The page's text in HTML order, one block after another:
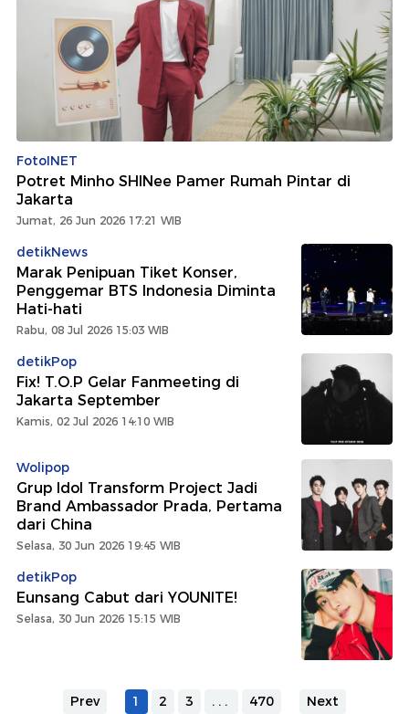
FotoINET
Potret Minho SHINee Pamer Rumah Pintar di
Jakarta
Jumat, 26 Jun 2026 17:21 WIB
detikNews
Marak Penipuan Tiket Konser,
Penggemar BTS Indonesia Diminta
Hati-hati
Rabu, 08 Jul 2026 15:03 WIB
detikPop
Fix! T.O.P Gelar Fanmeeting di
Jakarta September
Kamis, 02 Jul 2026 14:10 WIB
Wolipop
Grup Idol Transform Project Jadi
Brand Ambassador Prada, Pertama
dari China
Selasa, 30 Jun 2026 19:45 WIB
detikPop
Eunsang Cabut dari YOUNITE!
Selasa, 30 Jun 2026 15:15 WIB
Prev 1 2 3 ... 470 Next